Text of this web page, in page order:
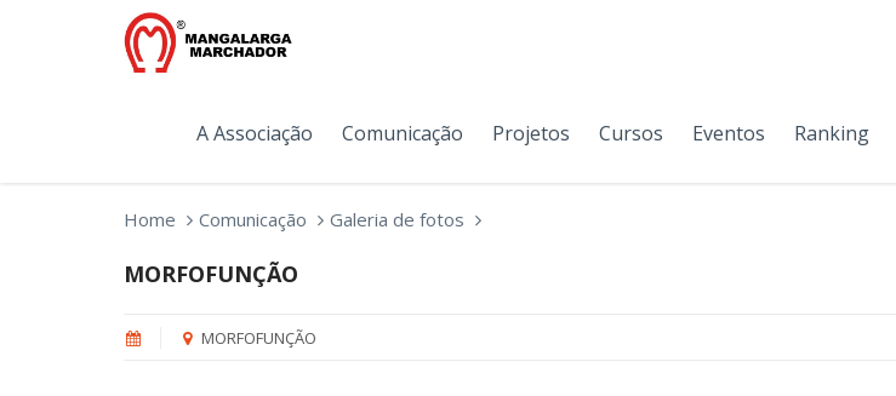
A Associação Comunicação Projetos Cursos Eventos Ranking
Home Comunicação Galeria de fotos
MORFOFUNÇÃO
MORFOFUNÇÃO